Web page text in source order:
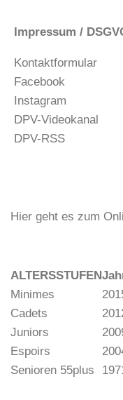
Impressum /
Kontaktformular
Facebook
Instagram
DPV-Videokanal
DPV-RSS
Hier geht es zum
ALTERSSTUFEN
Minimes
Cadets
Juniors
Espoirs
Senioren 55plus